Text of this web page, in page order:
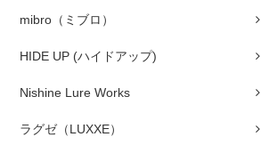
mibro（ミブロ）
HIDE UP (ハイドアップ)
Nishine Lure Works
ラグゼ（LUXXE）